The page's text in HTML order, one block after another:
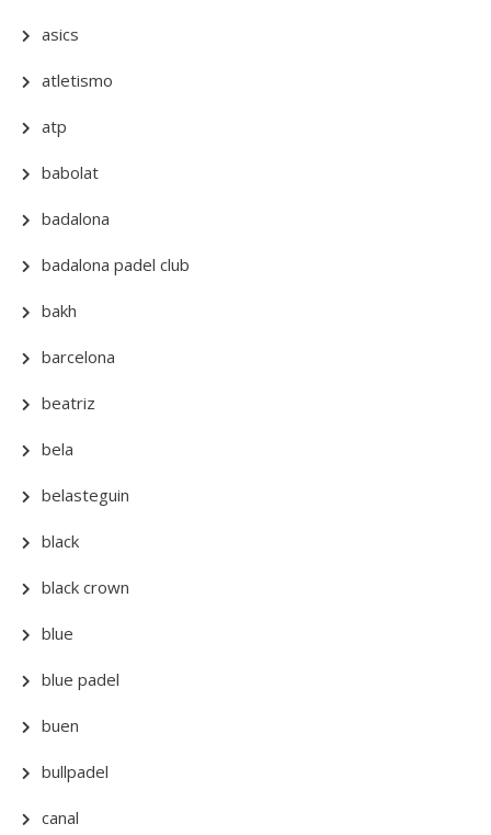
asics
atletismo
atp
babolat
badalona
badalona padel club
bakh
barcelona
beatriz
bela
belasteguin
black
black crown
blue
blue padel
buen
bullpadel
canal